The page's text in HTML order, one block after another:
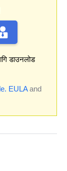
डाउनलोड
EULAand